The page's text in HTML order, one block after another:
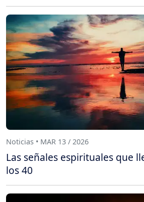
Noticias • MAR 13 / 2026
Las señales espirituales que
los 40